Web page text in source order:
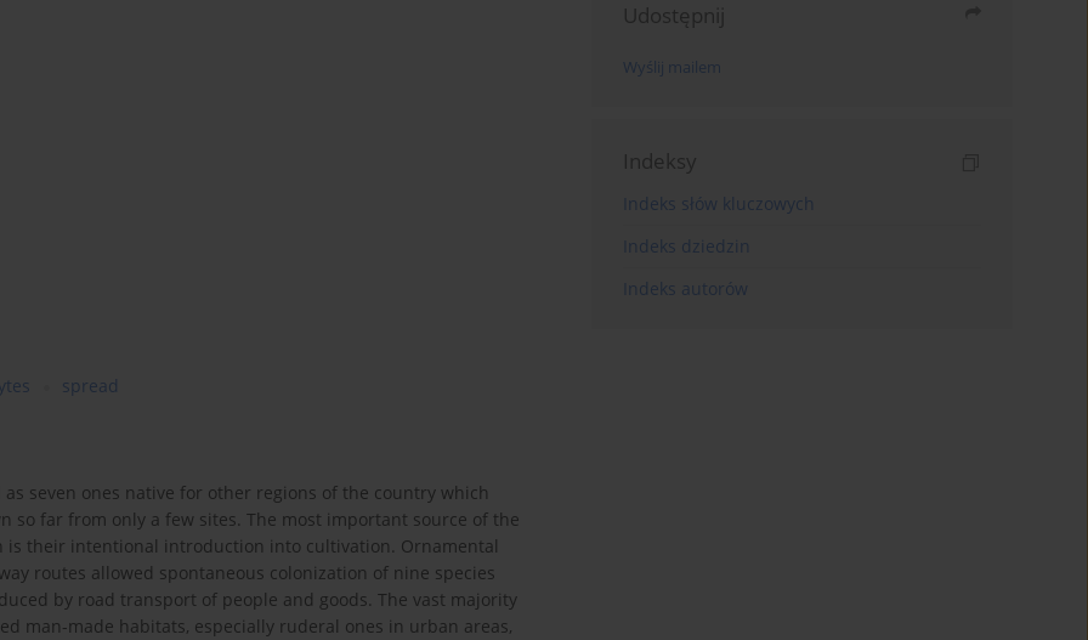
spread
seven ones native for other regions of the country which
so far from only a few sites. The most important source of the
their intentional introduction into cultivation. Ornamental
routes allowed spontaneous colonization of nine species
by road transport of people and goods. The vast majority
man-made habitats, especially ruderal ones in urban areas,
Udostępnij
Wyślij mailem
Indeksy
Indeks słów kluczowych
Indeks dziedzin
Indeks autorów